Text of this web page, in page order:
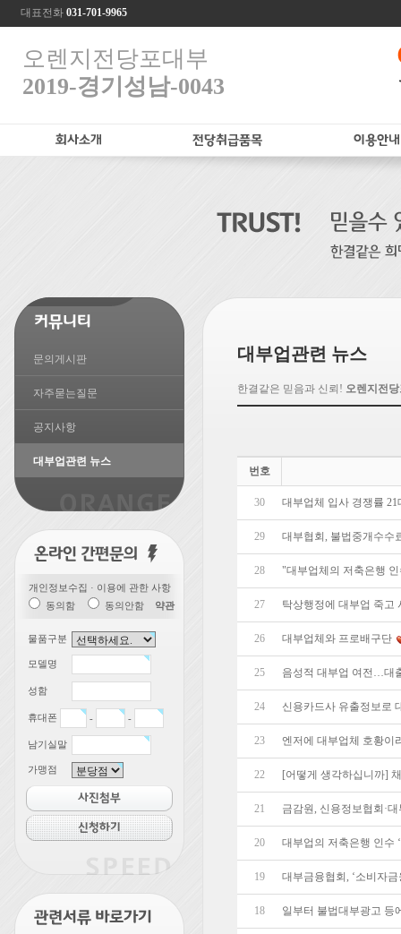
대표전화 031-701-9965
오렌지전당포대부
2019-경기성남-0043
문의게시판
자주묻는질문
공지사항
대부업관련 뉴스
개인정보수집 · 이용에 관한 사항
동의함
동의안함 약관
물품구분
모델명
성함
휴대폰 - -
남기실말
가맹점
대부업관련 뉴스
한결같은 믿음과 신뢰! 오렌지전
번호
30 대부업체 입사 경쟁률
29 대부협회, 불법중개수수
28 "대부업체의 저축은행
27 탁상행정에 대부업 죽고
26 대부업체와 프로배구단
25 음성적 대부업 여전…대
24 신용카드사 유출정보로
23 엔저에 대부업체 호황이
22 [어떻게 생각하십니까]
21 금감원, 신용정보협회·
20 대부업의 저축은행 인수
19 대부금융협회, ‘소비자
18 일부터 불법대부광고 등